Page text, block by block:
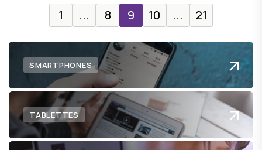
1 ... 8 9 10 ... 21
SMARTPHONES
TABLETTES